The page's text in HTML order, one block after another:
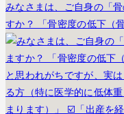
みなさまは、ご自身の「
すか？ 「骨密度の低下（